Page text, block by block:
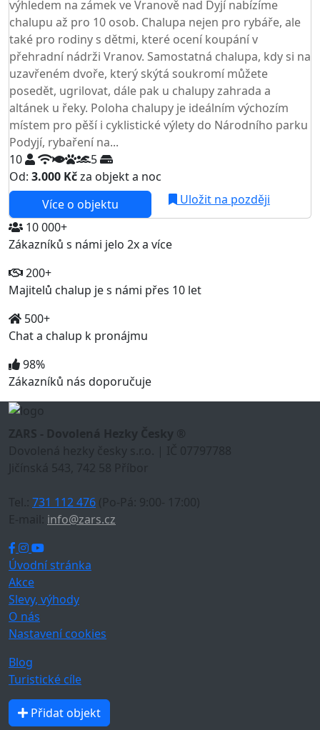
výhledem na zámek ve Vranově nad Dyjí nabízíme
chalupu až pro 10 osob. Chalupa nejen pro rybáře, ale
také pro rodiny s dětmi, které ocení koupání v
přehradní nádrži Vranov. Samostatná chalupa, kdy si na
uzavřeném dvoře, který skýtá soukromí můžete
posedět, ugrilovat, dále pak u chalupy zahrada a
altánek u řeky. Poloha chalupy je ideálním výchozím
místem pro pěší i cyklistické výlety do Národního parku
Podyjí, rybaření na...
10
5
Od: 3.000 Kčza objekt a noc
Více o objektu
Uložit na později
10 000+
Zákazníků s námi jelo 2x a více
200+
Majitelů chalup je s námi přes 10 let
500+
Chat a chalup k pronájmu
98%
Zákazníků nás doporučuje
ZARS - Dovolená Hezky Česky ®
Dovolená hezky česky s.r.o. | IČ 07797788
Jičínská 543, 742 58 Příbor
Tel.: 731 112 476 (Po-Pá: 9:00- 17:00)
E-mail: info@zars.cz
Úvodní stránka
Akce
Slevy, výhody
O nás
Nastavení cookies
Blog
Turistické cíle
Přidat objekt